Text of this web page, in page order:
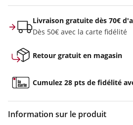
Livraison gratuite dès 70€
Dès 50€ avec la carte fidélité
Retour gratuit en magasin
Cumulez 28 pts de fidélité
Information sur le produit